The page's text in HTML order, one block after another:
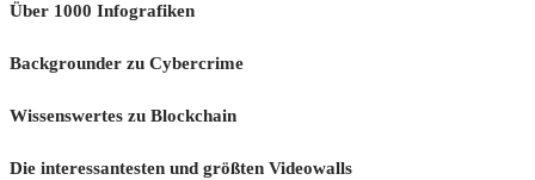
Über 1000 Infografiken
Backgrounder zu Cybercrime
Wissenswertes zu Blockchain
Die interessantesten und größten Videowalls